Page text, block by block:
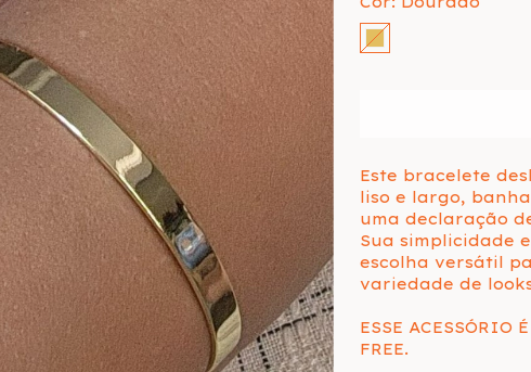
Este bracelete
liso e largo,
uma declaração
Sua simplicidade
escolha versátil
variedade de
ESSE ACESSÓRIO
FREE.